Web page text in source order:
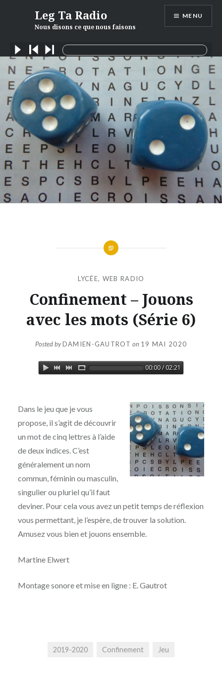
Leg Ta Radio
Nous disons ce que nous faisons
MENU
LYCÉE, WEB RADIO
Confinement – Jouons
avec les mots (Série 6)
Posted byDAMIEN-GAUTROT on 19 MAI 2020
00:00 / 02:21
Dans le jeu que je vous
propose, il s’agit de découvrir
un mot de cinq lettres à l’aide
de deux indices. C’est
généralement un nom
commun, féminin ou masculin,
singulier ou pluriel qu’il faut
deviner. Pour cela vous avez un petit temps de réflexion
vous permettant, je l’espère, de trouver la solution.
Amusez vous bien et jouons ensemble.
Martine Elwert
Montage sonore et mise en ligne : E. Gautrot
2019-2020 Confinement Jeu